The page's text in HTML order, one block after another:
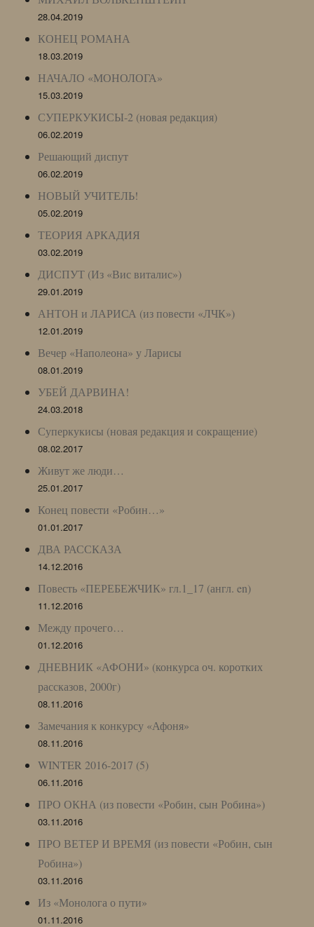
28.04.2019
КОНЕЦ РОМАНА
18.03.2019
НАЧАЛО «МОНОЛОГА»
15.03.2019
СУПЕРКУКИСЫ-2 (новая редакция)
06.02.2019
Решающий диспут
06.02.2019
НОВЫЙ УЧИТЕЛЬ!
05.02.2019
ТЕОРИЯ АРКАДИЯ
03.02.2019
ДИСПУТ (Из «Вис виталис»)
29.01.2019
АНТОН и ЛАРИСА (из повести «ЛЧК»)
12.01.2019
Вечер «Наполеона» у Ларисы
08.01.2019
УБЕЙ ДАРВИНА!
24.03.2018
Суперкукисы (новая редакция и сокращение)
08.02.2017
Живут же люди…
25.01.2017
Конец повести «Робин…»
01.01.2017
ДВА РАССКАЗА
14.12.2016
Повесть «ПЕРЕБЕЖЧИК» гл.1_17 (англ. en)
11.12.2016
Между прочего…
01.12.2016
ДНЕВНИК «АФОНИ» (конкурса оч. коротких
рассказов, 2000г)
08.11.2016
Замечания к конкурсу «Афоня»
08.11.2016
WINTER 2016-2017 (5)
06.11.2016
ПРО ОКНА (из повести «Робин, сын Робина»)
03.11.2016
ПРО ВЕТЕР И ВРЕМЯ (из повести «Робин, сын
Робина»)
03.11.2016
Из «Монолога о пути»
01.11.2016